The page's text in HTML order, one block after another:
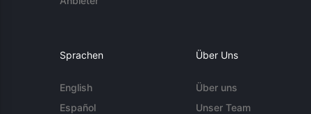
Sprachen
English
Español
Über Uns
Über uns
Unser Team